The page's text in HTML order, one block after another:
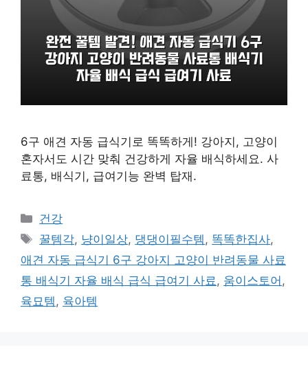
6구 애견 자동 급식기로 똑똑하게! 강아지, 고양이
혼자서도 시간 맞춰 건강하게 자율 배식하세요. 사
료통, 배식기, 급여기능 완벽 탑재.
카
테
리
건강
태
그
꿀템각, 냥이일상, 댕댕이필수템 , 똑똑한집사,
애견 자동 급식기 6구 강아지 고양이 반려동물 사료
통 배식기 자율 배식 급식 급여기 사료 , 움이스토어 ,
육묘템 , 육아템